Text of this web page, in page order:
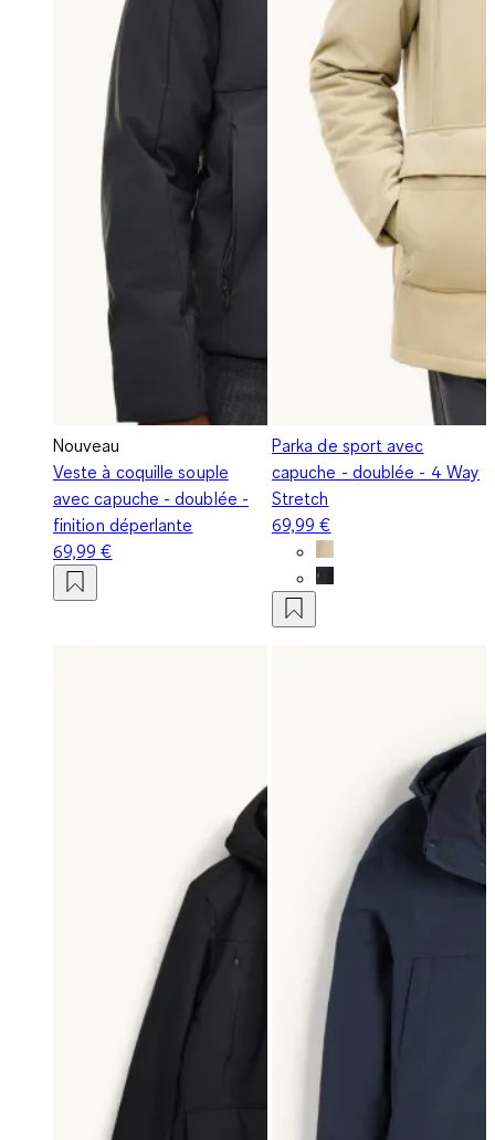
Nouveau
Veste à coquille souple
avec capuche - doublée -
finition déperlante
69,99 €
Parka de sport avec
capuche - doublée - 4 Way
Stretch
69,99 €